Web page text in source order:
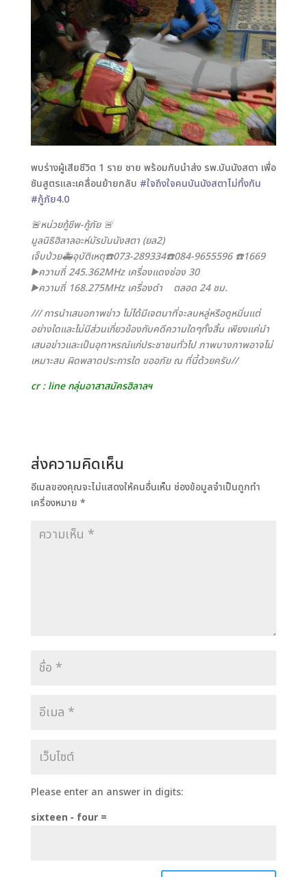
พบร่างผู้เสียชีวิต 1 ราย ชาย พร้อมกับนำส่ง รพ.บันนังสตา เพื่อ
ชันสูตรและเคลื่อนย้ายกลับ #ใจถึงใจคนบันนังสตาไม่ทิ้งกัน
#กู้ภัย4.0
🚨หน่วยกู้ชีพ-กู้ภัย 🚨
มูลนิธิฮิลาลอะห์มัรบันนังสตา (ยล2)
เจ็บป่วย🚑อุบัติเหตุ☎️073-289334☎️084-9655596 ☎️1669
▶️ความถี่ 245.362MHz เครื่องแดงช่อง 30
▶️ความถี่ 168.275MHz เครื่องดำ ตลอด 24 ชม.
/// การนำเสนอภาพข่าว ไม่ได้มีเจตนาที่จะลบหลู่หรือดูหมิ่นแต่
อย่างใดและไม่มีส่วนเกี่ยวข้องกับคดีความใดๆทั้งสิ้น เพียงแค่นำ
เสนอข่าวและเป็นอุทาหรณ์แก่ประชาชนทั่วไป ภาพบางภาพอาจไม่
เหมาะสม ผิดพลาดประการใด ขออภัย ณ ที่นี้ด้วยครับ//
cr : line กลุ่มอาสาสมัครฮิลาลฯ
ส่งความคิดเห็น
อีเมลของคุณจะไม่แสดงให้คนอื่นเห็น ช่องข้อมูลจำเป็นถูกทำ
เครื่องหมาย *
Please enter an answer in digits:
sixteen − four =